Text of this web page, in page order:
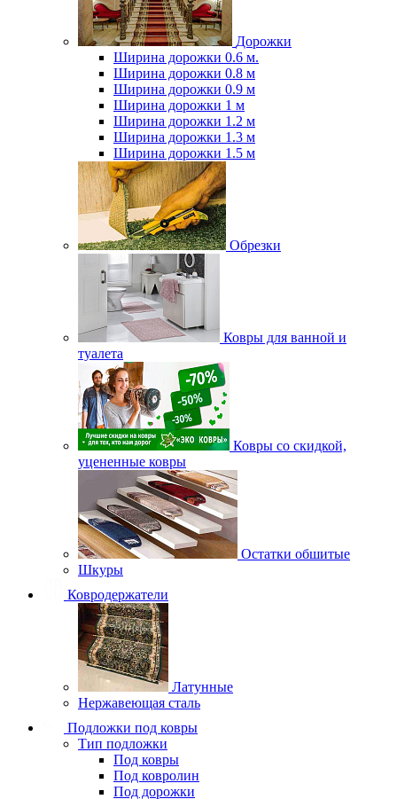
Дорожки
Ширина дорожки 0.6 м.
Ширина дорожки 0.8 м
Ширина дорожки 0.9 м
Ширина дорожки 1 м
Ширина дорожки 1.2 м
Ширина дорожки 1.3 м
Ширина дорожки 1.5 м
Обрезки
Ковры для ванной и
туалета
Ковры со скидкой,
уцененные ковры
Остатки обшитые
Шкуры
Ковродержатели
Латунные
Нержавеющая сталь
Подложки под ковры
Тип подложки
Под ковры
Под ковролин
Под дорожки